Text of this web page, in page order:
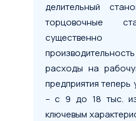
делительный
торцовочные
расходы на
предприятия теперь
– с 9 до 18 тыс.
ключевым